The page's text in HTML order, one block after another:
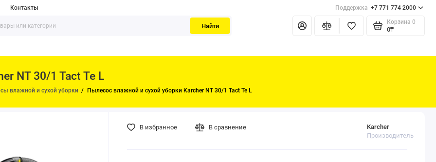
Контакты Поддержка +7 771 774 2000
Найти
Корзина 0
0₸
NT 30/1 Tact Te L
влажной и сухой уборки Пылесос влажной и сухой уборки Karcher NT 30/1 Tact Te L
Karcher
Производитель
В избранное В сравнение